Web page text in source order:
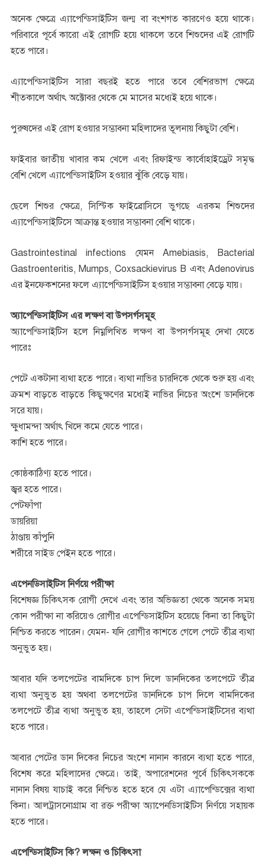
অনেক ক্ষেত্রে এ্যাপেন্ডিসাইটিস জন্ম বা বংশগত কারণেও হয়ে থাকে।
পরিবারে পূর্বে কারো এই রোগটি হয়ে থাকলে তবে শিশুদের এই রোগটি
হতে পারে।
এ্যাপেন্ডিসাইটিস সারা বছরই হতে পারে তবে বেশিরভাগ ক্ষেত্রে
শীতকালে অর্থাৎ অক্টোবর থেকে মে মাসের মধ্যেই হয়ে থাকে।
পুরুষদের এই রোগ হওয়ার সম্ভাবনা মহিলাদের তূলনায় কিছুটা বেশি।
ফাইবার জাতীয় খাবার কম খেলে এবং রিফাইন্ড কার্বোহাইড্রেট সমৃদ্ধ
বেশি খেলে এ্যাপেন্ডিসাইটিস হওয়ার ঝুঁকি বেড়ে যায়।
ছেলে শিশুর ক্ষেত্রে, সিস্টিক ফাইব্রোসিসে ভুগছে এরকম শিশুদের
এ্যাপেন্ডিসাইটিসে আক্রান্ত হওয়ার সম্ভাবনা বেশি থাকে।
Gastrointestinal infections যেমন Amebiasis, Bacterial
Gastroenteritis, Mumps, Coxsackievirus B এবং Adenovirus
এর ইনফেকশনের ফলে এ্যাপেন্ডিসাইটিস হওয়ার সম্ভাবনা বেড়ে যায়।
অ্যাপেন্ডিসাইটিস এর লক্ষণ বা উপসর্গসমূহ
অ্যাপেন্ডিসাইটিস হলে নিম্নলিখিত লক্ষণ বা উপসর্গসমূহ দেখা যেতে
পারেঃ
পেটে একটানা ব্যথা হতে পারে। ব্যথা নাভির চারদিকে থেকে শুরু হয় এবং
ক্রমশ বাড়তে বাড়তে কিছুক্ষণের মধ্যেই নাভির নিচের অংশে ডানদিকে
সরে যায়।
ক্ষুধামন্দা অর্থাৎ খিদে কমে যেতে পারে।
কাশি হতে পারে।
কোষ্ঠকাঠিণ্য হতে পারে।
জ্বর হতে পারে।
পেটফাঁপা
ডায়রিয়া
ঠাণ্ডায় কাঁপুনি
শরীরে সাইড পেইন হতে পারে।
এপেনডিসাইটিস নির্ণয়ে পরীক্ষা
বিশেষজ্ঞ চিকিৎসক রোগী দেখে এবং তার অভিজ্ঞতা থেকে অনেক সময়
কোন পরীক্ষা না করিয়েও রোগীর এপেন্ডিসাইটিস হয়েছে কিনা তা কিছুটা
নিশ্চিত করতে পারেন। যেমন- যদি রোগীর কাশতে গেলে পেটে তীব্র ব্যথা
অনুভুত হয়।
আবার যদি তলপেটের বামদিকে চাপ দিলে ডানদিকের তলপেটে তীব্র
ব্যথা অনুভুত হয় অথবা তলপেটের ডানদিকে চাপ দিলে বামদিকের
তলপেটে তীব্র ব্যথা অনুভুত হয়, তাহলে সেটা এপেন্ডিসাইটিসের ব্যথা
হতে পারে।
আবার পেটের ডান দিকের নিচের অংশে নানান কারনে ব্যথা হতে পারে,
বিশেষ করে মহিলাদের ক্ষেত্রে। তাই, অপারেশনের পূর্বে চিকিৎসককে
নানান বিষয় যাচাই করে নিশ্চিত হতে হবে যে এটা এ্যাপেন্ডিক্সের ব্যথা
কিনা। আলট্রাসনোগ্রাম বা রক্ত পরীক্ষা অ্যাপেনডিসাইটিস নির্ণয়ে সহায়ক
হতে পারে।
এপেন্ডিসাইটিস কি? লক্ষন ও চিকিৎসা